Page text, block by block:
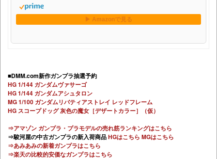
■DMM.com新作ガンプラ抽選予約
HG 1/144 ガンダムヴァサーゴ
HG 1/144 ガンダムアシュタロン
MG 1/100 ガンダムリバティアストレイ レッドフレーム
HG スコープドッグ 灰色の魔女［デザートカラー］（仮）
⇒アマゾン ガンプラ・プラモデルの売れ筋ランキングはこちら
⇒駿河屋の中古ガンプラの新入荷商品HGはこちら MGはこちら
⇒あみあみの新着ガンプラはこちら
⇒楽天の比較的安価なガンプラはこちら